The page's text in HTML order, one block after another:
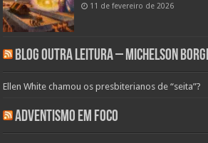
11 de fevereiro de 2026
Blog Outra Leitura – Michelson
Ellen White chamou os presbiterianos de “seita”?
Adventismo em Foco